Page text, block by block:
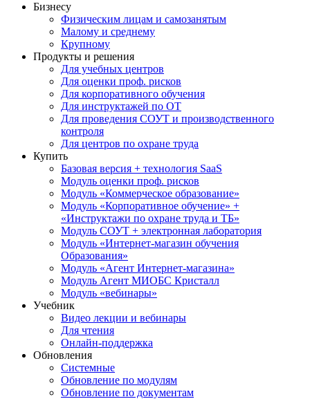
Бизнесу
Физическим лицам и самозанятым
Малому и среднему
Крупному
Продукты и решения
Для учебных центров
Для оценки проф. рисков
Для корпоративного обучения
Для инструктажей по ОТ
Для проведения СОУТ и производственного
контроля
Для центров по охране труда
Купить
Базовая версия + технология SaaS
Модуль оценки проф. рисков
Модуль «Коммерческое образование»
Модуль «Корпоративное обучение» +
«Инструктажи по охране труда и ТБ»
Модуль СОУТ + электронная лаборатория
Модуль «Интернет-магазин обучения
Образования»
Модуль «Агент Интернет-магазина»
Модуль Агент МИОБС Кристалл
Модуль «вебинары»
Учебник
Видео лекции и вебинары
Для чтения
Онлайн-поддержка
Обновления
Системные
Обновление по модулям
Обновление по документам